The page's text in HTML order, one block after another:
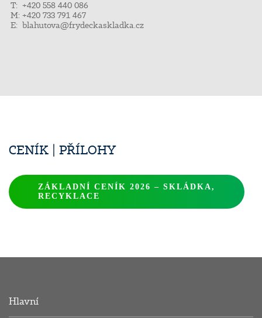
T: +420 558 440 086
M: +420 733 791 467
E: blahutova@frydeckaskladka.cz
CENÍK | PŘÍLOHY
ZÁKLADNÍ CENÍK 2026 – SKLÁDKA,
RECYKLACE
Hlavní